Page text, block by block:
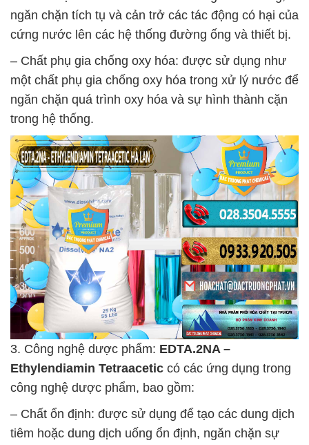
ngăn chặn tích tụ và cản trở các tác động có hại của
cứng nước lên các hệ thống đường ống và thiết bị.
– Chất phụ gia chống oxy hóa: được sử dụng như
một chất phụ gia chống oxy hóa trong xử lý nước để
ngăn chặn quá trình oxy hóa và sự hình thành cặn
trong hệ thống.
3. Công nghệ dược phẩm: EDTA.2NA –
Ethylendiamin Tetraacetic có các ứng dụng trong
công nghệ dược phẩm, bao gồm:
– Chất ổn định: được sử dụng để tạo các dung dịch
tiêm hoặc dung dịch uống ổn định, ngăn chặn sự